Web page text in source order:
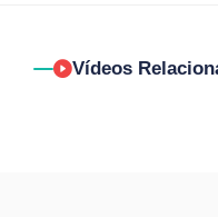
Vídeos